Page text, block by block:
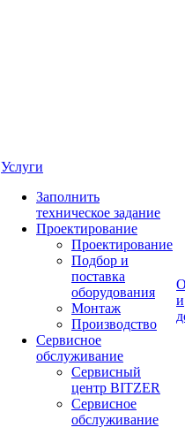
Услуги
Заполнить
техническое задание
Проектирование
Проектирование
Подбор и
поставка
оборудования
Монтаж
Производство
Сервисное
обслуживание
Сервисный
центр BITZER
Сервисное
обслуживание
и